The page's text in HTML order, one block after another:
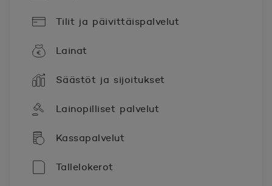
Tilit ja päivittäispalvelut
Lainat
Säästöt ja sijoitukset
Lainopilliset palvelut
Kassapalvelut
Tallelokerot